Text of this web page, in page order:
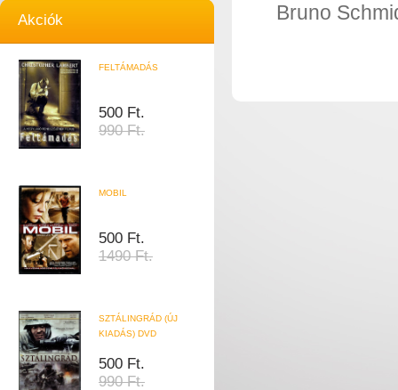
Akciók
FELTÁMADÁS
500 Ft.
990 Ft.
MOBIL
500 Ft.
1490 Ft.
SZTÁLINGRÁD (ÚJ
KIADÁS) DVD
500 Ft.
990 Ft.
Bruno